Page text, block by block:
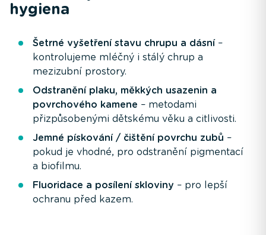
hygiena
Šetrné vyšetření stavu chrupu a dásní –
kontrolujeme mléčný i stálý chrup a
mezizubní prostory.
Odstranění plaku, měkkých usazenin a
povrchového kamene – metodami
přizpůsobenými dětskému věku a citlivosti.
Jemné pískování / čištění povrchu zubů –
pokud je vhodné, pro odstranění pigmentací
a biofilmu.
Fluoridace a posílení skloviny – pro lepší
ochranu před kazem.